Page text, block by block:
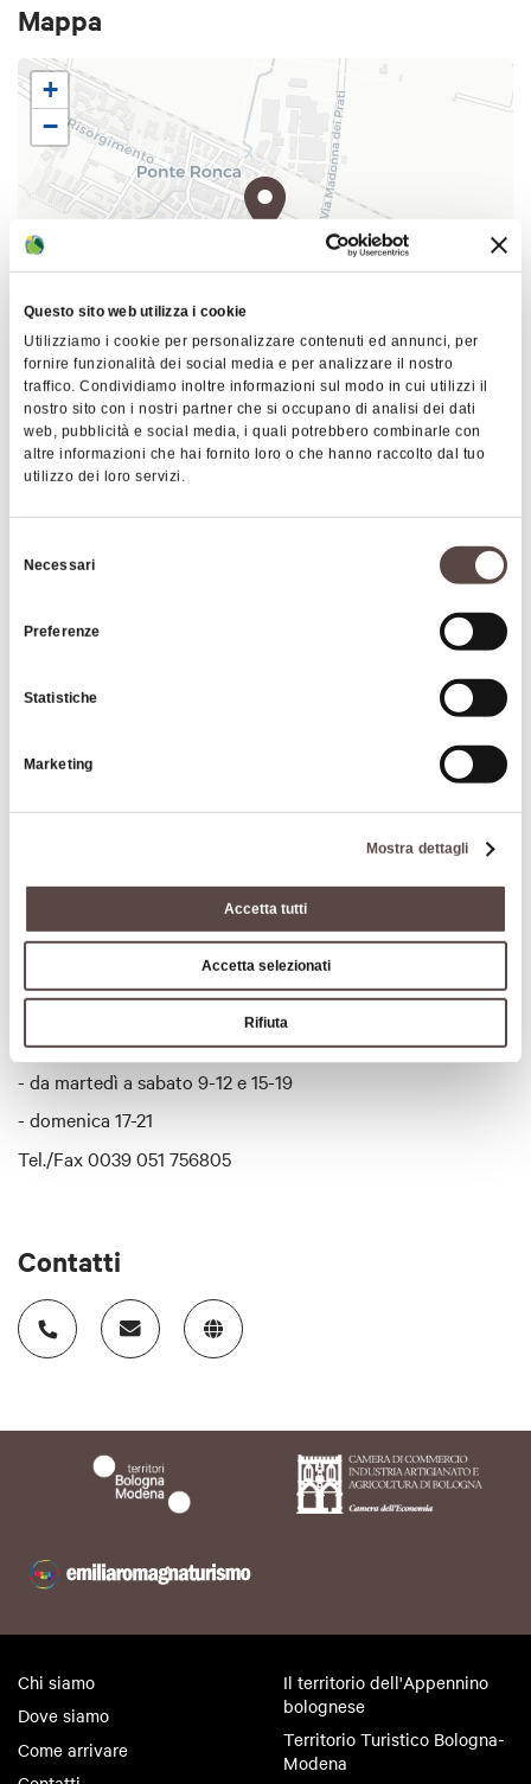
Questo sito web utilizza i cookie
Utilizziamo i cookie per personalizzare contenuti ed annunci, per
fornire funzionalità dei social media e per analizzare il nostro
traffico. Condividiamo inoltre informazioni sul modo in cui utilizzi il
nostro sito con i nostri partner che si occupano di analisi dei dati
web, pubblicità e social media, i quali potrebbero combinarle con
altre informazioni che hai fornito loro o che hanno raccolto dal tuo
utilizzo dei loro servizi.
delNecessari
Preferenze
Statistiche
Marketing
Mostra dettagli
Accetta tutti
Accetta selezionati
Rifiuta
e una produzione di buona qualità, mentre altri
ancora hanno più di quaranta anni, producono
pochissima uva per ceppo e stanno a
testimonianza del tempo e della qualità locale.
I diserbi sono meccanici,senza l'uso di diserbanti
chimicie la difesa è attuata seguendo la lotta
integrata.Tanti poi sono gli interventi manuali
durante l'arco dell'anno, dalla potatura invernale, al
spollonature, fino al diradamento dei grappoli e alla
vendemmia.
L'azienda, che aderisce al circuito delle fattorie
didattiche ed è dotata di un piccolo museo, offre la
possibilità di:
laboratori didattici
appuntamento telefonico.
Bolognesi
che ha sede nell'abbazia di Monteveglio
Mappa
+
−
Leaflet |©OpenStreetMap contributors © CARTO
Lodi Corazza dal 1877
Via Risorgimento 223
40069 Zola Predosa
COME ARRIVARE
- da martedì a sabato 9-12 e 15-19
- domenica 17-21
Orari
Orari:
- da martedì a sabato 9-12 e 15-19
- domenica 17-21
Tel./Fax 0039 051 756805
Contatti
Chi siamo
Dove siamo
Come arrivare
Il territorio dell'Appennino
bolognese
Territorio Turistico Bologna-
Modena